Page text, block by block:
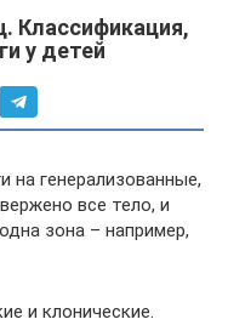
Классификация,
у детей
на генерализованные,
все тело, и
зона – например,
и клонические.